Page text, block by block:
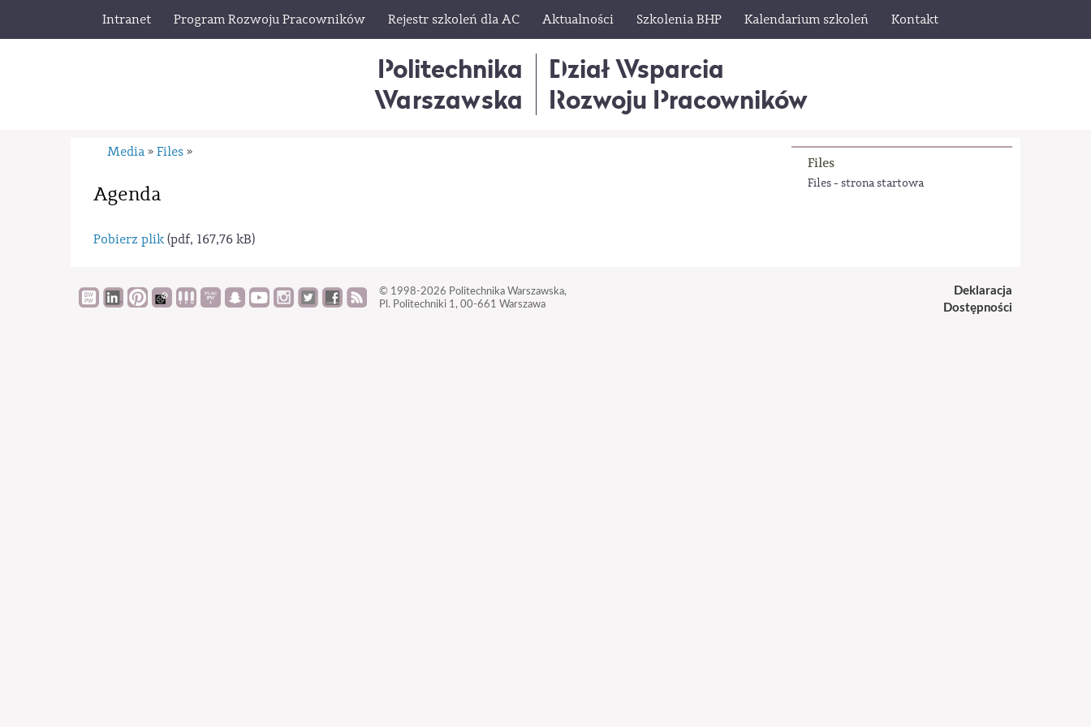
Intranet Program Rozwoju Pracowników Rejestr szkoleń dla AC Aktualności Szkolenia BHP Kalendarium szkoleń Kontakt
Politechnika
Warszawska
Dział Wsparcia
Rozwoju Pracowników
Files
Files - strona startowa
Media » Files »
Agenda
Pobierz plik(pdf, 167,76 kB)
© 1998-2026 Politechnika Warszawska,
Pl. Politechniki 1, 00-661 Warszawa
Deklaracja
Dostępności